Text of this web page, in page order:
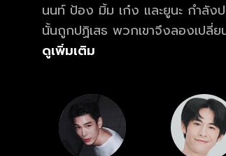
นนท์ ป้อง มิ้ม เก๋ง และยูนะ กำลัง
นั้นถูกปฏิเสธ พวกเขาจึงลองเปลี่
ลองสัมผัสกับสถานที่จริง นั่นก็คือ
จากนั้นชีวิตของพวกเขาก็เปลี่ยนไป
ดูเพิ่มเติม